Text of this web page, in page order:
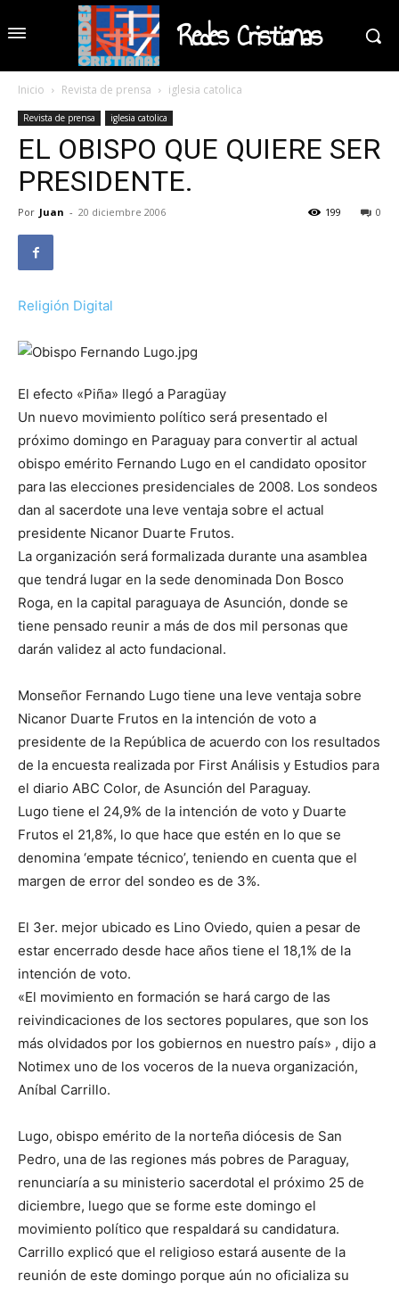
Redes Cristianas
Inicio Revista de prensa iglesia catolica
Revista de prensa iglesia catolica
EL OBISPO QUE QUIERE SER
PRESIDENTE.
Por Juan - 20 diciembre 2006 0
199
Religión Digital
El efecto «Piña» llegó a Paragüay
Un nuevo movimiento político será presentado el
próximo domingo en Paraguay para convertir al actual
obispo emérito Fernando Lugo en el candidato opositor
para las elecciones presidenciales de 2008. Los sondeos
dan al sacerdote una leve ventaja sobre el actual
presidente Nicanor Duarte Frutos.
La organización será formalizada durante una asamblea
que tendrá lugar en la sede denominada Don Bosco
Roga, en la capital paraguaya de Asunción, donde se
tiene pensado reunir a más de dos mil personas que
darán validez al acto fundacional.
Monseñor Fernando Lugo tiene una leve ventaja sobre
Nicanor Duarte Frutos en la intención de voto a
presidente de la República de acuerdo con los resultados
de la encuesta realizada por First Análisis y Estudios para
el diario ABC Color, de Asunción del Paraguay.
Lugo tiene el 24,9% de la intención de voto y Duarte
Frutos el 21,8%, lo que hace que estén en lo que se
denomina ‘empate técnico’, teniendo en cuenta que el
margen de error del sondeo es de 3%.
El 3er. mejor ubicado es Lino Oviedo, quien a pesar de
estar encerrado desde hace años tiene el 18,1% de la
intención de voto.
«El movimiento en formación se hará cargo de las
reivindicaciones de los sectores populares, que son los
más olvidados por los gobiernos en nuestro país» , dijo a
Notimex uno de los voceros de la nueva organización,
Aníbal Carrillo.
Lugo, obispo emérito de la norteña diócesis de San
Pedro, una de las regiones más pobres de Paraguay,
renunciaría a su ministerio sacerdotal el próximo 25 de
diciembre, luego que se forme este domingo el
movimiento político que respaldará su candidatura.
Carrillo explicó que el religioso estará ausente de la
reunión de este domingo porque aún no oficializa su